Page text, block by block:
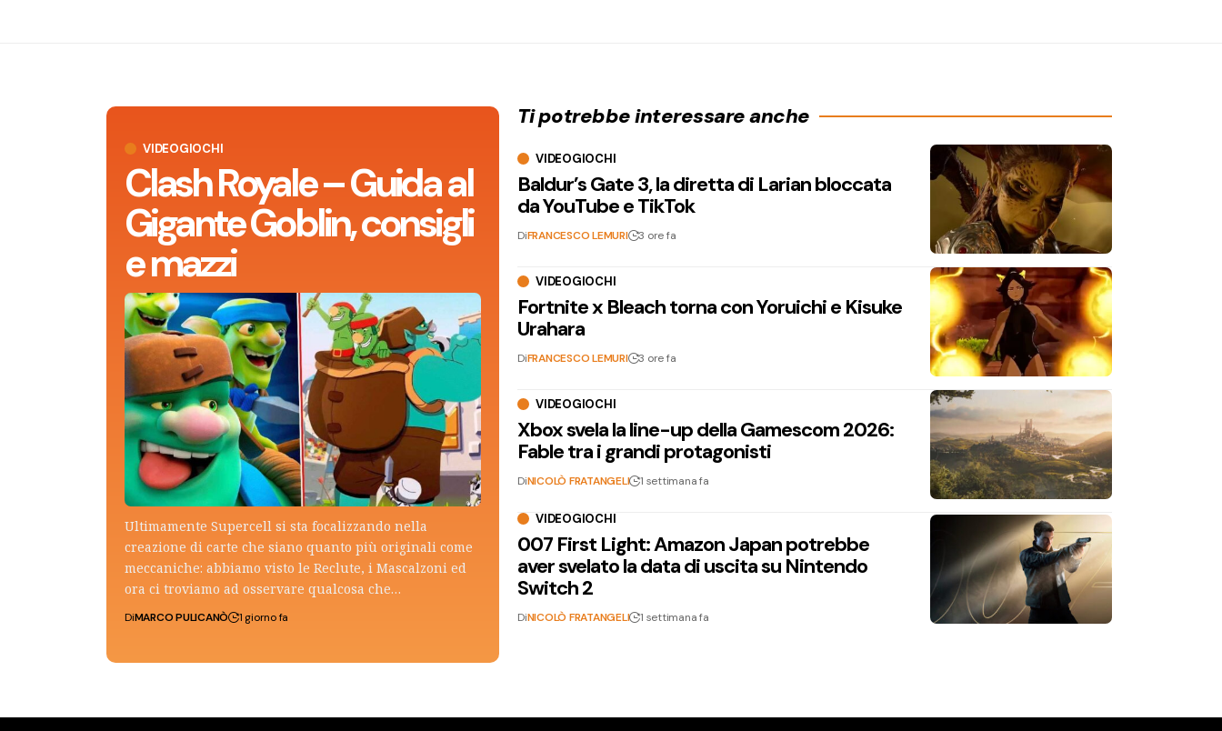
VIDEOGIOCHI
Clash Royale – Guida al
Gigante Goblin, consigli
e mazzi
Ultimamente Supercell si sta focalizzando nella
creazione di carte che siano quanto più originali come
meccaniche: abbiamo visto le Reclute, i Mascalzoni ed
ora ci troviamo ad osservare qualcosa che…
DiMARCO PULICANÒ 1 giorno fa
Ti potrebbe interessare anche
VIDEOGIOCHI
Baldur’s Gate 3, la diretta di Larian bloccata
da YouTube e TikTok
DiFRANCESCO LEMURI 3 ore fa
VIDEOGIOCHI
Fortnite x Bleach torna con Yoruichi e Kisuke
Urahara
DiFRANCESCO LEMURI 3 ore fa
VIDEOGIOCHI
Xbox svela la line-up della Gamescom 2026:
Fable tra i grandi protagonisti
DiNICOLÒ FRATANGELI 1 settimana fa
VIDEOGIOCHI
007 First Light: Amazon Japan potrebbe
aver svelato la data di uscita su Nintendo
Switch 2
DiNICOLÒ FRATANGELI 1 settimana fa